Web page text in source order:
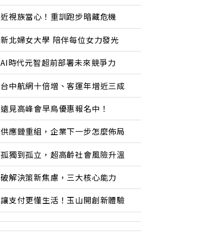
近視族當心！重訓跑步暗藏危機
新北婦女大學 陪伴每位女力發光
AI時代元智超前部署未來競爭力
台中航網十倍增、客運年增近三成
遠見高峰會早鳥優惠報名中！
供應鏈重組，企業下一步怎麼佈局
孤獨到孤立，超高齡社會風險升溫
破解決策新焦慮，三大核心能力
讓支付更懂生活！玉山開創新體驗